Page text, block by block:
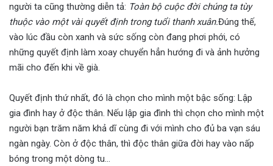
người ta cũng thường diễn tả: Toàn bộ cuộc đời chúng ta tùy
thuộc vào một vài quyết định trong tuổi thanh xuân.Đúng thế,
vào lúc đầu còn xanh và sức sống còn đang phơi phới, có
những quyết định làm xoay chuyển hẳn hướng đi và ảnh hưởng
mãi cho đến khi về già.
Quyết định thứ nhất, đó là chọn cho mình một bậc sống: Lập
gia đình hay ở độc thân. Nếu lập gia đình thì chọn cho mình một
người bạn trăm năm khả dĩ cùng đi với mình cho đủ ba vạn sáu
ngàn ngày. Còn ở độc thân, thì độc thân giữa đời hay vào nấp
bóng trong một dòng tu…